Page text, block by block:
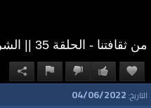
من ثقافتنا - الحلقة 35 || الشريعة الإسلامية عالمية كاملة
التاريخ: 04/06/2022